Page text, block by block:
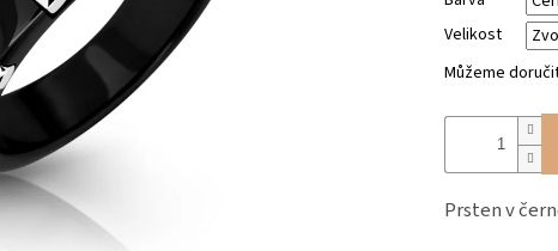
Velikost
Můžeme
Prsten v